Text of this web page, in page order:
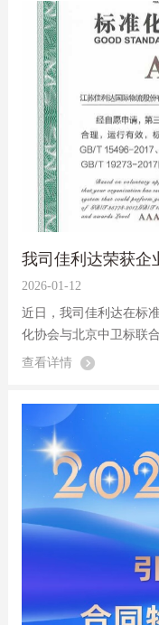
我司佳利达荣获企
2026-01-12
近日，我司佳利达在标
化协会与北京中卫标联
标志着公司标准化工作
查看详情